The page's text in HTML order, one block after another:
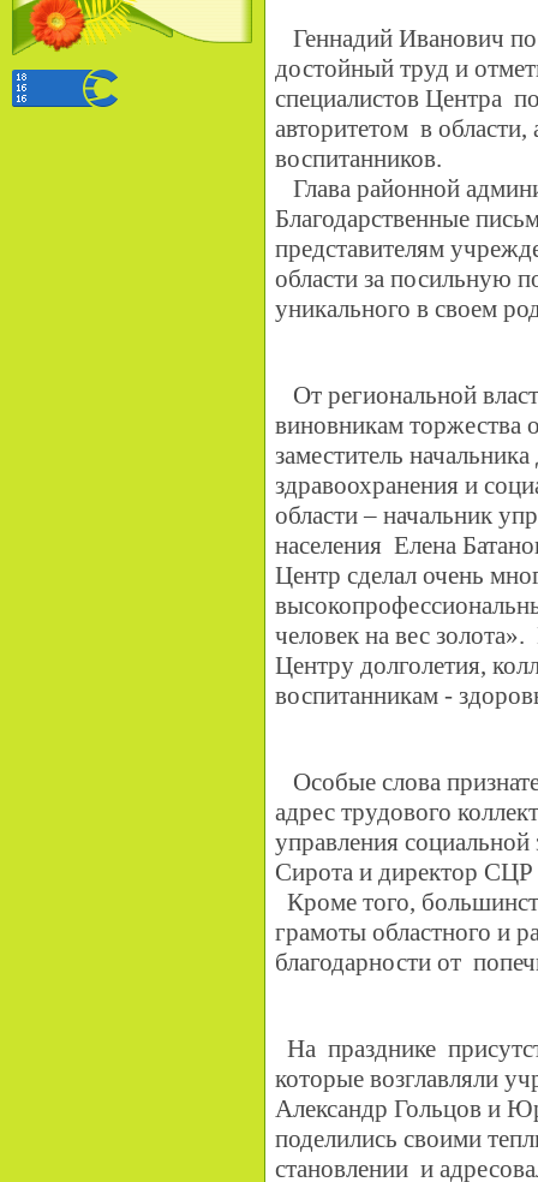
Геннадий Иванович
достойный труд и
специалистов Центра
авторитетом в
воспитанников.
Глава районной
Благодарственные
представителям
области за посильную
уникального в своем
От региональной
виновникам торжества
заместитель
здравоохранения и
области – начальник
населения Елена
Центр сделал очень
человек на вес
Центру долголетия,
воспитанникам -
Особые слова
адрес трудового
управления
Сирота и директор
Кроме того,
грамоты областного и
благодарности от
На празднике
которые возглавляли
Александр Гольцов и
поделились своими
становлении и